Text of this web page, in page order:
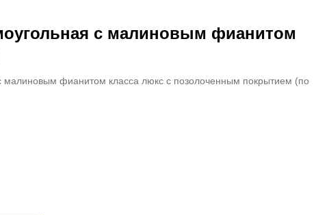
с малиновым фианитом
малиновым фианитом класса люкс с позолоченным покрытием (по